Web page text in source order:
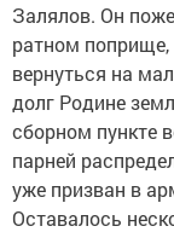
Залялов. Он
ратном
вернуться на
долг Родине
сборном пункте
парней
уже призван в
Оставалось